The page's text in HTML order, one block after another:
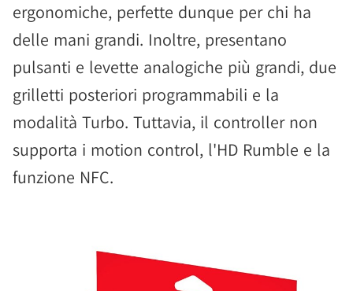
ergonomiche, perfette dunque per chi ha
delle mani grandi. Inoltre, presentano
pulsanti e levette analogiche più grandi, due
grilletti posteriori programmabili e la
modalità Turbo. Tuttavia, il controller non
supporta i motion control, l'HD Rumble e la
funzione NFC.